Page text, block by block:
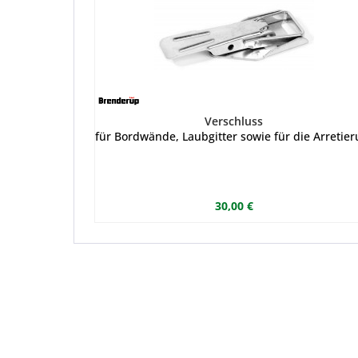
Verschluss
für Bordwände, Laubgitter sowie für die
30,00 €